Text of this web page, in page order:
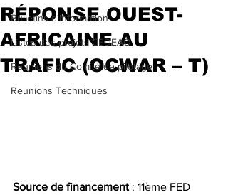
Bulletins d'information
Listes des projets CEDEAO
Reunions du Comité de pilotage
Reunions Techniques
RÉPONSE OUEST-
AFRICAINE AU
TRAFIC (OCWAR – T)
Source de financement : 11ème FED